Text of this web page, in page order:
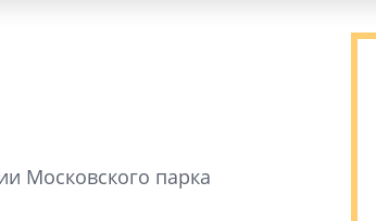
Московского парка
даже электромобиль»